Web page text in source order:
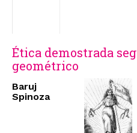
Ética demostrada
geométrico
Baruj
Spinoza